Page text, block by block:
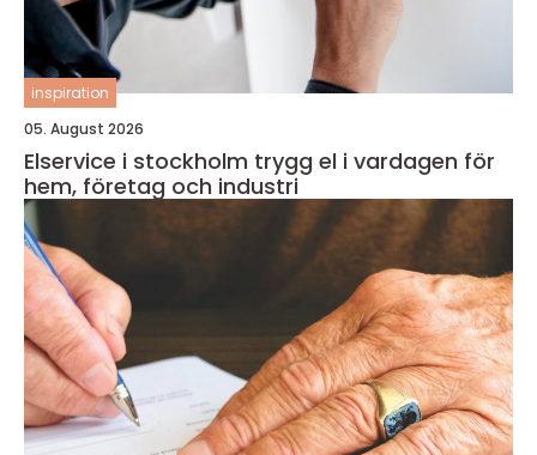
inspiration
05. August 2026
Elservice i stockholm trygg el i vardagen för
hem, företag och industri